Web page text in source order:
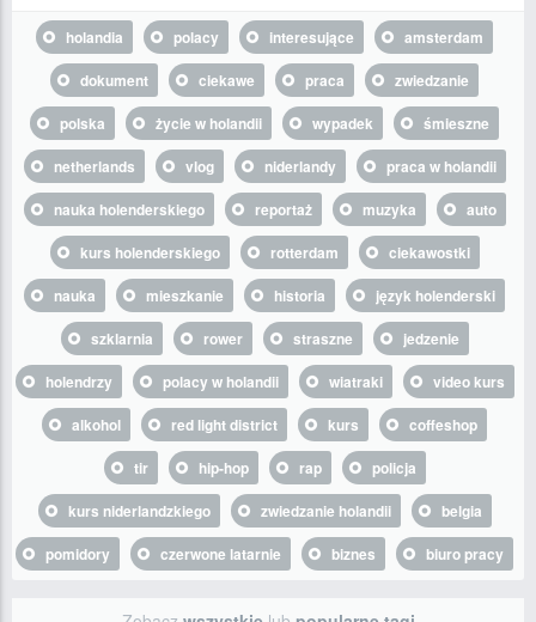
holandia polacy interesujące
amsterdam
dokument
ciekawe praca
zwiedzanie
polska
życie w holandii wypadek
śmieszne
netherlands
vlog niderlandy
praca w holandii
nauka holenderskiego
reportaż muzyka
auto
kurs holenderskiego
rotterdam
ciekawostki
nauka
mieszkanie historia
język holenderski
szklarnia
rower straszne
jedzenie
holendrzy
polacy w holandii wiatraki
video kurs
alkohol
red light district kurs
coffeshop
tir
hip-hop rap
policja
kurs niderlandzkiego
zwiedzanie holandii
belgia
pomidory
czerwone latarnie biznes biuro pracy